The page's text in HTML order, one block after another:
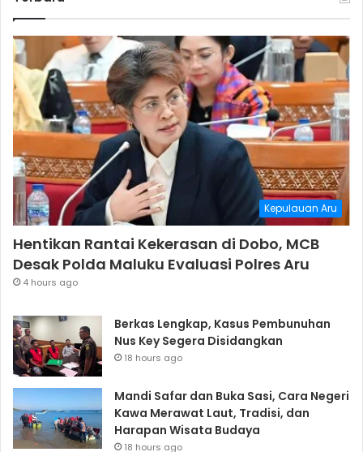
Kepulauan Aru
Hentikan Rantai Kekerasan di Dobo, MCB
Desak Polda Maluku Evaluasi Polres Aru
4 hours ago
Berkas Lengkap, Kasus Pembunuhan
Nus Key Segera Disidangkan
18 hours ago
Mandi Safar dan Buka Sasi, Cara Negeri
Kawa Merawat Laut, Tradisi, dan
Harapan Wisata Budaya
18 hours ago